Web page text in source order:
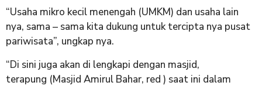
“Usaha mikro kecil menengah (UMKM) dan usaha lain
nya, sama – sama kita dukung untuk tercipta nya pusat
pariwisata”, ungkap nya.
“Di sini juga akan di lengkapi dengan masjid,
terapung (Masjid Amirul Bahar, red ) saat ini dalam